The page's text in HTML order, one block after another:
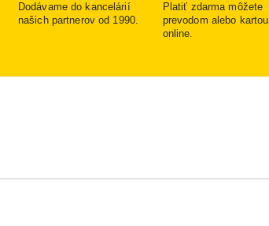
Dodávame do kancelárií
našich partnerov od 1990.
Platiť zdarma môžete
prevodom alebo kartou
online.